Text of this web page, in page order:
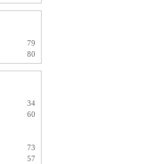
79
80
34
60
73
57